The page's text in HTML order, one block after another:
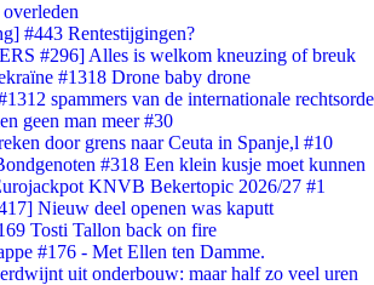
#443 Rentestijgingen?
#296] Alles is welkom kneuzing of breuk
#1318 Drone baby drone
spammers van de internationale rechtsorde
geen man meer #30
door grens naar Ceuta in Spanje,l #10
#318 Een klein kusje moet kunnen
KNVB Bekertopic 2026/27 #1
Nieuw deel openen was kaputt
Tosti Tallon back on fire
#176 - Met Ellen ten Damme.
uit onderbouw: maar half zo veel uren